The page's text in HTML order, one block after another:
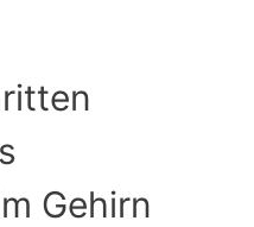
Gehirn